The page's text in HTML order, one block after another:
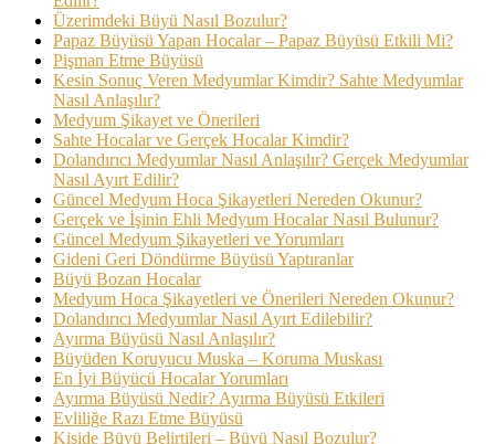
Üzerimdeki Büyü Nasıl Bozulur?
Papaz Büyüsü Yapan Hocalar – Papaz Büyüsü Etkili Mi?
Pişman Etme Büyüsü
Kesin Sonuç Veren Medyumlar Kimdir? Sahte Medyumlar
Nasıl Anlaşılır?
Medyum Şikayet ve Önerileri
Sahte Hocalar ve Gerçek Hocalar Kimdir?
Dolandırıcı Medyumlar Nasıl Anlaşılır? Gerçek Medyumlar
Nasıl Ayırt Edilir?
Güncel Medyum Hoca Şikayetleri Nereden Okunur?
Gerçek ve İşinin Ehli Medyum Hocalar Nasıl Bulunur?
Güncel Medyum Şikayetleri ve Yorumları
Gideni Geri Döndürme Büyüsü Yaptıranlar
Büyü Bozan Hocalar
Medyum Hoca Şikayetleri ve Önerileri Nereden Okunur?
Dolandırıcı Medyumlar Nasıl Ayırt Edilebilir?
Ayırma Büyüsü Nasıl Anlaşılır?
Büyüden Koruyucu Muska – Koruma Muskası
En İyi Büyücü Hocalar Yorumları
Ayırma Büyüsü Nedir? Ayırma Büyüsü Etkileri
Evliliğe Razı Etme Büyüsü
Kişide Büyü Belirtileri – Büyü Nasıl Bozulur?